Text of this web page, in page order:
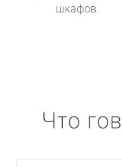
шкафов.
Что